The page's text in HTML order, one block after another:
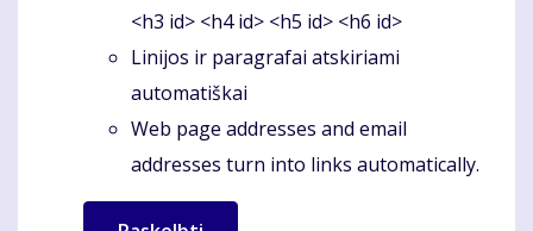
<h3 id> <h4 id> <h5 id> <h6 id>
Linijos ir paragrafai atskiriami
automatiškai
Web page addresses and email
addresses turn into links automatically.